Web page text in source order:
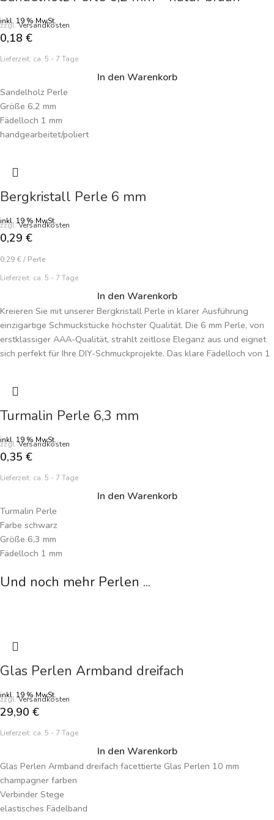
inkl. 19 % MwSt.
zzgl.Versandkosten
0,18 €
Lieferzeit: ca. 5 - 7 Tage
In den Warenkorb
Sandelholz Perle
Größe 6,2 mm
Fädelloch 1 mm
handgearbeitet/poliert
Bergkristall Perle 6 mm
inkl. 19 % MwSt.
zzgl.Versandkosten
0,29 €
0,29 € / Perle
Lieferzeit: ca. 5 - 7 Tage
In den Warenkorb
Kreieren Sie mit unserer Bergkristall Perle in klarer Ausführung
einzigartige Schmuckstücke höchster Qualität. Die 6 mm Perle, von
erstklassiger AAA-Qualität, strahlt zeitlose Eleganz aus und eignet
sich perfekt für Ihre DIY-Schmuckprojekte. Das klare Fädelloch von 1
Highlight Ihrer Malas und selbstgemachten Schmuckkreationen. Der
Preis bezieht sich auf eine einzelne Perle, was Ihnen die Freiheit gibt,
kosteneffizient und kreativ zu arbeiten. Tauchen Sie ein in die Welt
des Bergkristalls und lassen Sie sich von der natürlichen Brillanz und
tiefen Bedeutung dieser Perle inspirieren. Gestalten Sie Schmuck, der
nicht nur ästhetisch ansprechend ist, sondern auch spirituelle Tiefe
und zeitlose Eleganz ausstrahlt.
Turmalin Perle 6,3 mm
inkl. 19 % MwSt.
zzgl.Versandkosten
0,35 €
Lieferzeit: ca. 5 - 7 Tage
In den Warenkorb
Turmalin Perle
Farbe schwarz
Größe 6,3 mm
Fädelloch 1 mm
Und noch mehr Perlen ...
Glas Perlen Armband dreifach
inkl. 19 % MwSt.
zzgl.Versandkosten
29,90 €
Lieferzeit: ca. 5 - 7 Tage
In den Warenkorb
Glas Perlen Armband dreifach facettierte Glas Perlen 10 mm
champagner farben
Verbinder Stege
elastisches Fädelband